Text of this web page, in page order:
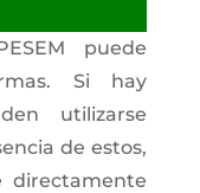
puede
Si hay
utilizarse
de estos,
directamente